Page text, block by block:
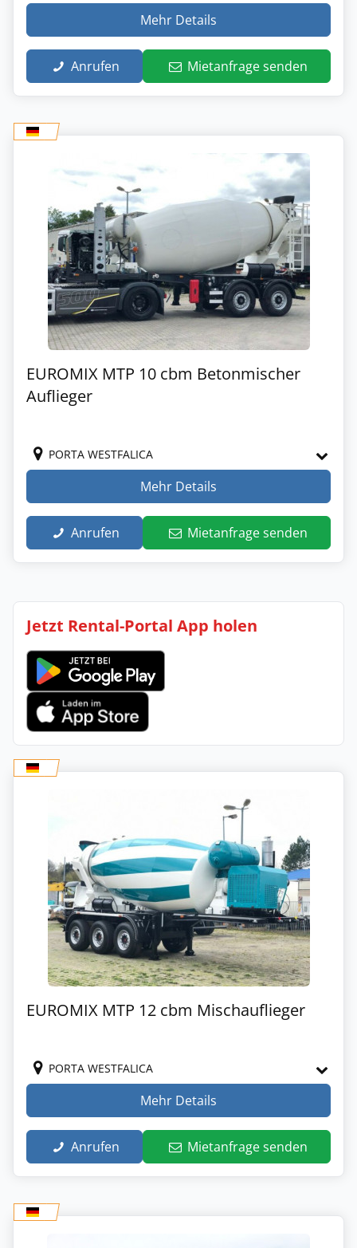
Mehr Details
Anrufen Mietanfrage senden
EUROMIX MTP 10 cbm Betonmischer
Auflieger
PORTA WESTFALICA
Mehr Details
Anrufen Mietanfrage senden
Jetzt Rental-Portal App holen
EUROMIX MTP 12 cbm Mischauflieger
PORTA WESTFALICA
Mehr Details
Anrufen Mietanfrage senden